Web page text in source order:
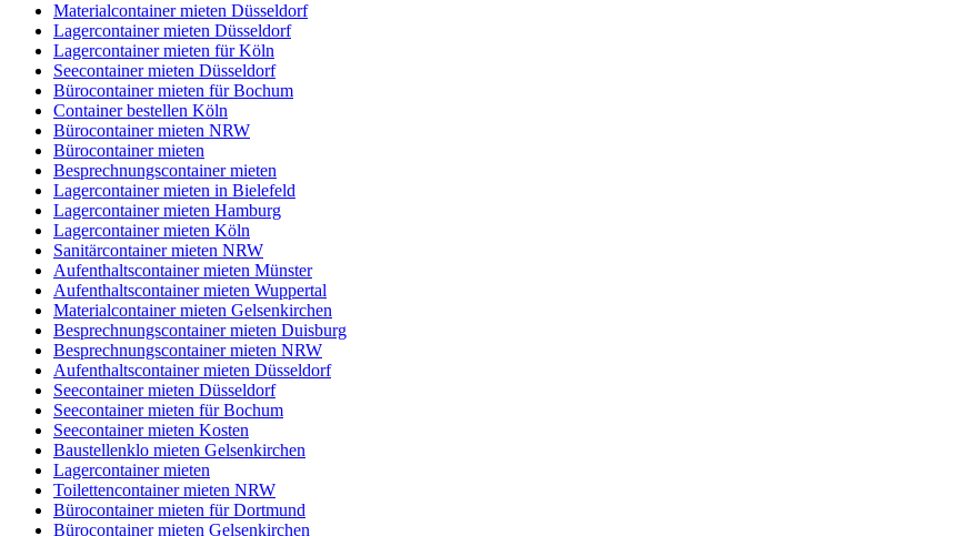
Materialcontainer mieten Düsseldorf
Lagercontainer mieten Düsseldorf
Lagercontainer mieten für Köln
Seecontainer mieten Düsseldorf
Bürocontainer mieten für Bochum
Container bestellen Köln
Bürocontainer mieten NRW
Bürocontainer mieten
Besprechnungscontainer mieten
Lagercontainer mieten in Bielefeld
Lagercontainer mieten Hamburg
Lagercontainer mieten Köln
Sanitärcontainer mieten NRW
Aufenthaltscontainer mieten Münster
Aufenthaltscontainer mieten Wuppertal
Materialcontainer mieten Gelsenkirchen
Besprechnungscontainer mieten Duisburg
Besprechnungscontainer mieten NRW
Aufenthaltscontainer mieten Düsseldorf
Seecontainer mieten Düsseldorf
Seecontainer mieten für Bochum
Seecontainer mieten Kosten
Baustellenklo mieten Gelsenkirchen
Lagercontainer mieten
Toilettencontainer mieten NRW
Bürocontainer mieten für Dortmund
Bürocontainer mieten Gelsenkirchen